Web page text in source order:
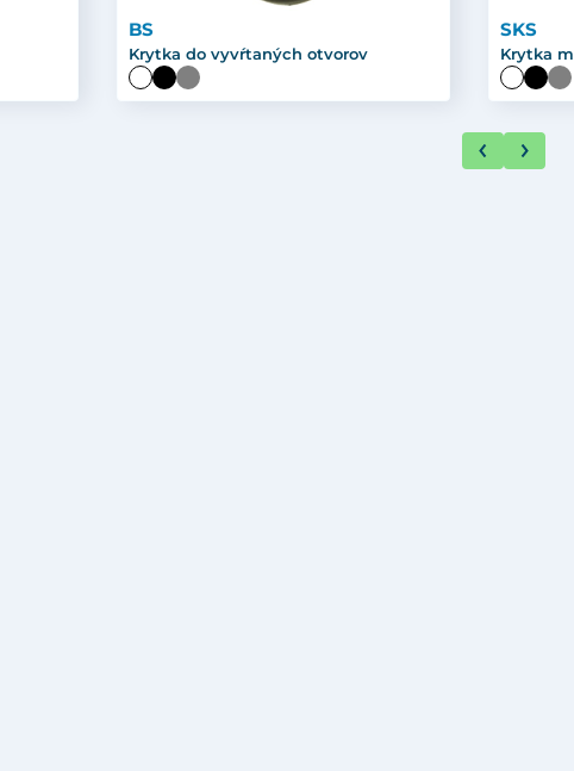
BS
Krytka do vyvŕtaných otvorov
SKS
Krytka